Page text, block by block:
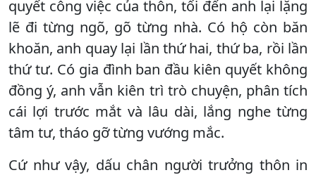
quyết công việc của thôn, tối đến anh lại lặng
lẽ đi từng ngõ, gõ từng nhà. Có hộ còn băn
khoăn, anh quay lại lần thứ hai, thứ ba, rồi lần
thứ tư. Có gia đình ban đầu kiên quyết không
đồng ý, anh vẫn kiên trì trò chuyện, phân tích
cái lợi trước mắt và lâu dài, lắng nghe từng
tâm tư, tháo gỡ từng vướng mắc.
Cứ như vậy, dấu chân người trưởng thôn in